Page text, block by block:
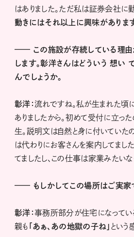
はありました。ただ私は証券会社に
動きにはそれ以上に興味があります
—— この施設が存続している理
します。彰洋さんはどういう 想い
んでしょうか。
彰洋：流れですね。私が生まれた頃
ありましたから。初めて受付に立っ
生。説明文は自然と身に付いていた
は代わりにお客さんを案内してまし
てましたし、この仕事は家業みたいな
—— もしかしてこの場所はご実家
彰洋：事務所部分が住宅になってい
親も
「あぁ、あの地獄の子ね」 という